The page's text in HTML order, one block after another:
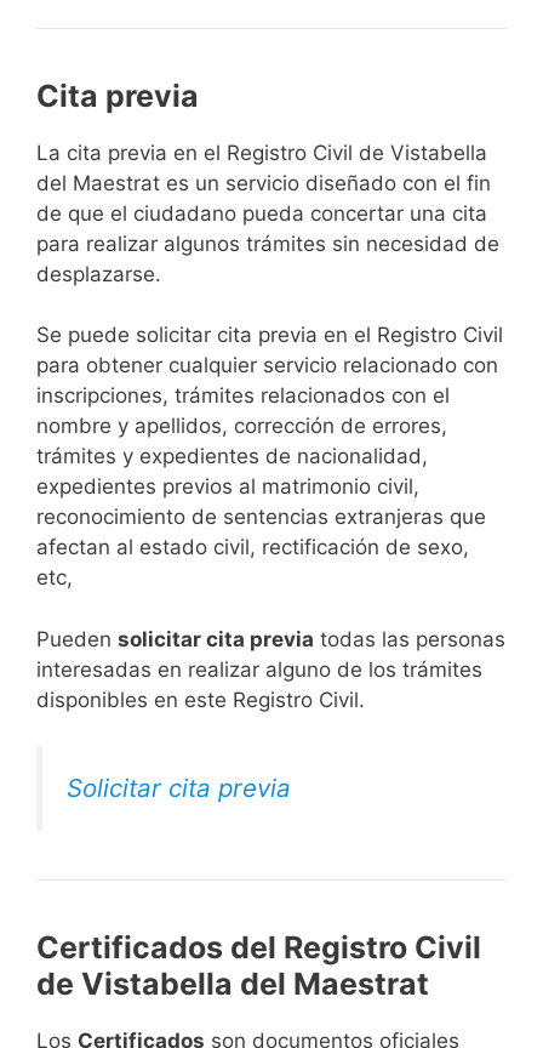
Cita previa
​​​​​​​​​​​​​​​​​​​​​​​​​​​​La cita previa en el Registro Civil de Vistabella
del Maestrat es un servicio diseñado con el fin
de que el ciudadano pueda concertar una cita
para realizar algunos trámites sin necesidad de
desplazarse.​
Se puede solicitar cita previa en el Registro Civil
para obtener cualquier servicio relacionado con
inscripciones, trámites relacionados con el
nombre y apellidos, corrección de errores,
trámites y expedientes de nacionalidad,
expedientes previos al matrimonio civil,
reconocimiento de sentencias extranjeras que
afectan al estado civil, rectificación de sexo,
etc,
​Pueden solicitar cita previa todas las personas
interesadas en realizar alguno de los trámites
disponibles en este Registro Civil.​
Solicitar cita previa
Certificados del Registro Civil
de Vistabella del Maestrat
Los Certificados son documentos oficiales